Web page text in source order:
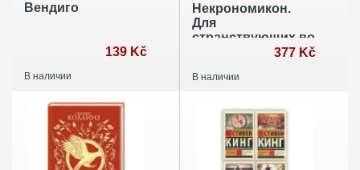
Вендиго
139 Kč
В наличии
Некрономикон.
Для
странствующих во
снах: книга для377 Kč
В наличии